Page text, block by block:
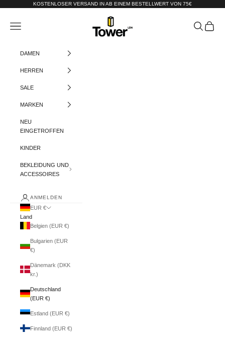
Zum Inhalt springenKOSTENLOSER VERSAND IN AB EINEM BESTELLWERT VON 75€
Tower-London.De
Menü Suchen
DAMEN
HERREN
SALE
MARKEN
NEU
EINGETROFFEN
KINDER
BEKLEIDUNG UND
ACCESSOIRES
ANMELDEN
EUR €
Land
Belgien (EUR €)
Bulgarien (EUR
€)
Dänemark (DKK
kr.)
Deutschland
(EUR €)
Estland (EUR €)
Finnland (EUR €)